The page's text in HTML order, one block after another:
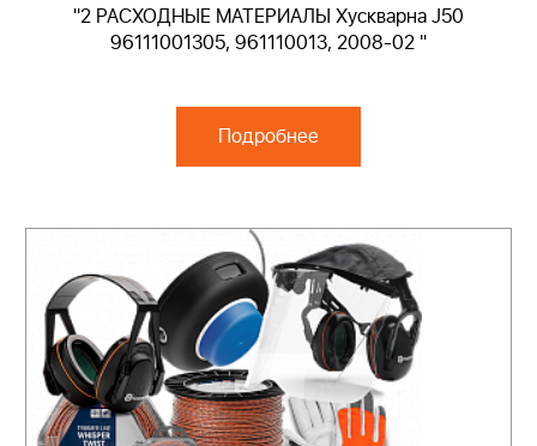
"2 РАСХОДНЫЕ МАТЕРИАЛЫ Хускварна J50
96111001305, 961110013, 2008-02 "
Подробнее